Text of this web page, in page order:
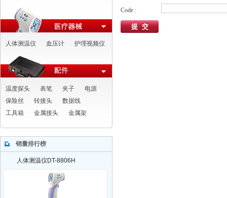
人体测温仪 血压计 护理视频仪
温度探头 表笔 夹子
电源
保险丝
转接头
数据线
工具箱
金属接头 金属架
销量排行榜
人体测温仪DT-8806H
Code :